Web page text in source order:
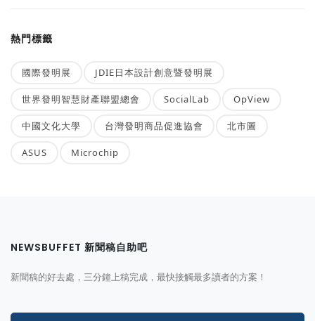
熱門標籤
國際發明展 JDIE日本設計創意暨發明展
世界發明智慧財產聯盟總會 SocialLab OpView
中國文化大學 台灣發明商品促進協會 北市圖
ASUS Microchip
NEWSBUFFET 新聞稿自助吧
新聞稿的好去處，三分鐘上稿完成，最快接觸最多讀者的方案！